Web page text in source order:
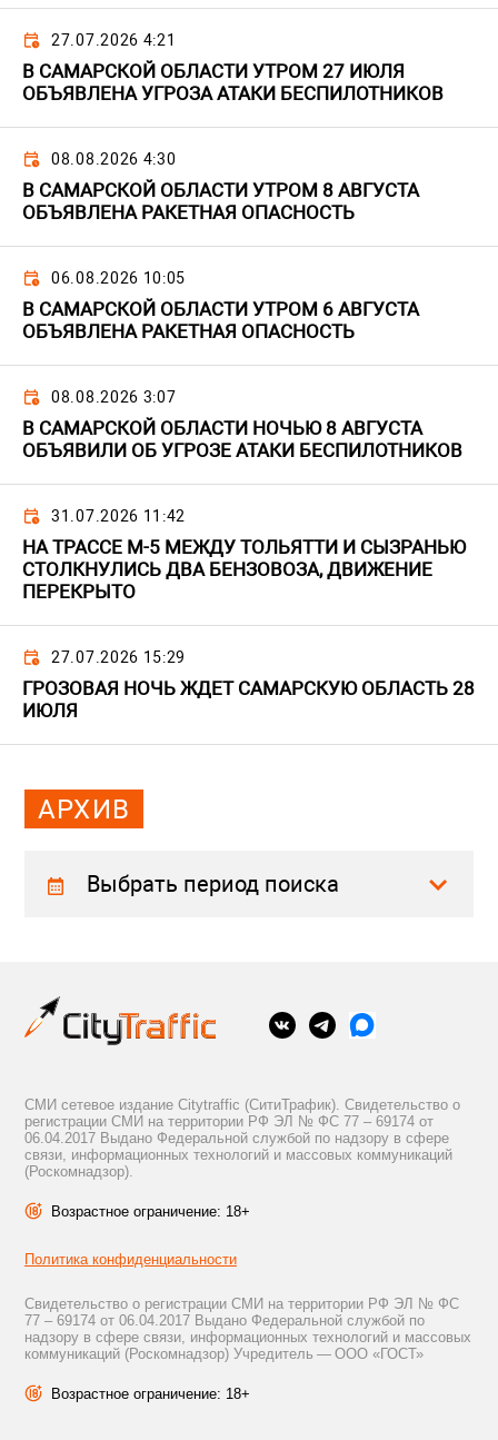
27.07.2026 4:21
В САМАРСКОЙ ОБЛАСТИ УТРОМ 27 ИЮЛЯ
ОБЪЯВЛЕНА УГРОЗА АТАКИ БЕСПИЛОТНИКОВ
08.08.2026 4:30
В САМАРСКОЙ ОБЛАСТИ УТРОМ 8 АВГУСТА
ОБЪЯВЛЕНА РАКЕТНАЯ ОПАСНОСТЬ
06.08.2026 10:05
В САМАРСКОЙ ОБЛАСТИ УТРОМ 6 АВГУСТА
ОБЪЯВЛЕНА РАКЕТНАЯ ОПАСНОСТЬ
08.08.2026 3:07
В САМАРСКОЙ ОБЛАСТИ НОЧЬЮ 8 АВГУСТА
ОБЪЯВИЛИ ОБ УГРОЗЕ АТАКИ БЕСПИЛОТНИКОВ
31.07.2026 11:42
НА ТРАССЕ М-5 МЕЖДУ ТОЛЬЯТТИ И СЫЗРАНЬЮ
СТОЛКНУЛИСЬ ДВА БЕНЗОВОЗА, ДВИЖЕНИЕ
ПЕРЕКРЫТО
27.07.2026 15:29
ГРОЗОВАЯ НОЧЬ ЖДЕТ САМАРСКУЮ ОБЛАСТЬ 28
ИЮЛЯ
АРХИВ
Выбрать период поиска
СМИ сетевое издание Citytraffic (СитиТрафик). Свидетельство о
регистрации СМИ на территории РФ ЭЛ № ФС 77 – 69174 от
06.04.2017 Выдано Федеральной службой по надзору в сфере
связи, информационных технологий и массовых коммуникаций
(Роскомнадзор).
Возрастное ограничение: 18+
Политика конфиденциальности
Свидетельство о регистрации СМИ на территории РФ ЭЛ № ФС
77 – 69174 от 06.04.2017 Выдано Федеральной службой по
надзору в сфере связи, информационных технологий и массовых
коммуникаций (Роскомнадзор) Учредитель — ООО «ГОСТ»
Возрастное ограничение: 18+